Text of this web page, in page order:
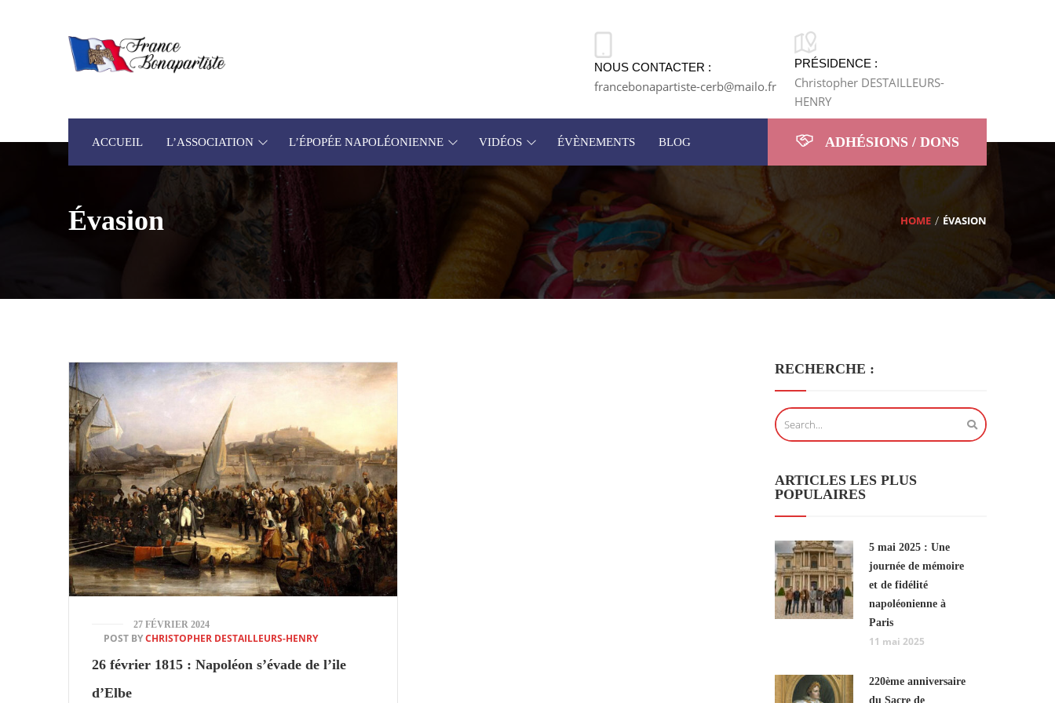
NOUS CONTACTER :
francebonapartiste-cerb@mailo.fr
PRÉSIDENCE :
Christopher DESTAILLEURS-
HENRY
ACCUEIL L’ASSOCIATION L’ÉPOPÉE NAPOLÉONIENNE VIDÉOS ÉVÈNEMENTS BLOG ADHÉSIONS / DONS
Évasion HOME ÉVASION
27 FÉVRIER 2024
POST BYCHRISTOPHER DESTAILLEURS-HENRY
26 février 1815 : Napoléon s’évade de l’ile
d’Elbe
RECHERCHE :
ARTICLES LES PLUS
POPULAIRES
5 mai 2025 : Une
journée de mémoire
et de fidélité
napoléonienne à
Paris
11 mai 2025
220ème anniversaire
du Sacre de